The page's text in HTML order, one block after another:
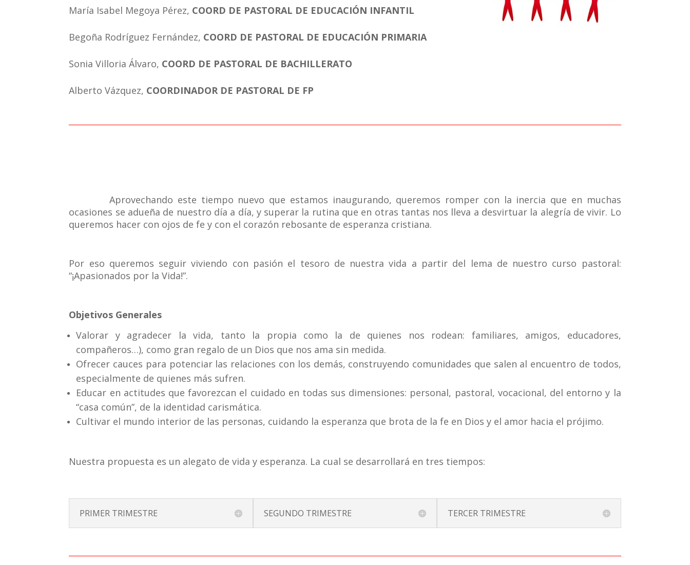
María Isabel Megoya Pérez, COORD DE PASTORAL DE EDUCACIÓN INFANTIL
Begoña Rodríguez Fernández, COORD DE PASTORAL DE EDUCACIÓN PRIMARIA
Sonia Villoria Álvaro, COORD DE PASTORAL DE BACHILLERATO
Alberto Vázquez, COORDINADOR DE PASTORAL DE FP
Aprovechando este tiempo nuevo que estamos inaugurando, queremos romper con la inercia que en muchas
ocasiones se adueña de nuestro día a día, y superar la rutina que en otras tantas nos lleva a desvirtuar la alegría de vivir. Lo
queremos hacer con ojos de fe y con el corazón rebosante de esperanza cristiana.
Por eso queremos seguir viviendo con pasión el tesoro de nuestra vida a partir del lema de nuestro curso pastoral:
“¡Apasionados por la Vida!”.
Objetivos Generales
Valorar y agradecer la vida, tanto la propia como la de quienes nos rodean: familiares, amigos, educadores,
compañeros…), como gran regalo de un Dios que nos ama sin medida.
Ofrecer cauces para potenciar las relaciones con los demás, construyendo comunidades que salen al encuentro de todos,
especialmente de quienes más sufren.
Educar en actitudes que favorezcan el cuidado en todas sus dimensiones: personal, pastoral, vocacional, del entorno y la
“casa común”, de la identidad carismática.
Cultivar el mundo interior de las personas, cuidando la esperanza que brota de la fe en Dios y el amor hacia el prójimo.
Nuestra propuesta es un alegato de vida y esperanza. La cual se desarrollará en tres tiempos:
PRIMER TRIMESTRE SEGUNDO TRIMESTRE TERCER TRIMESTRE